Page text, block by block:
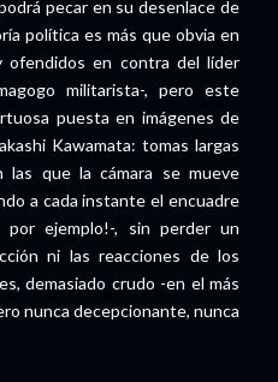
pecar en su desenlace de
política es más que obvia en
ofendidos en contra del líder
militarista-, pero este
puesta en imágenes de
Kawamata: tomas largas
las que la cámara se mueve
a cada instante el encuadre
por ejemplo!-, sin perder un
ni las reacciones de los
demasiado crudo -en el más
nunca decepcionante, nunca